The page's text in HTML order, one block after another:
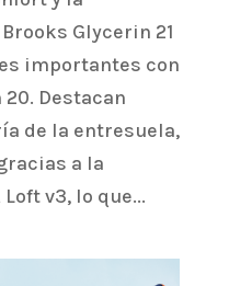
Glycerin 21
importantes con
Destacan
de la entresuela,
a la
v3, lo que...